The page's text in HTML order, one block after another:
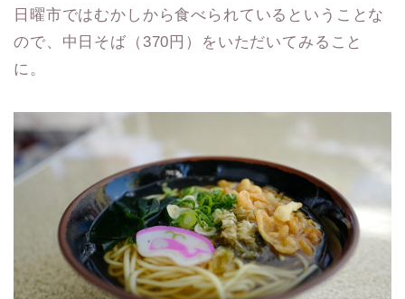
日曜市ではむかしから食べられているということな
ので、中日そば（370円）をいただいてみること
に。